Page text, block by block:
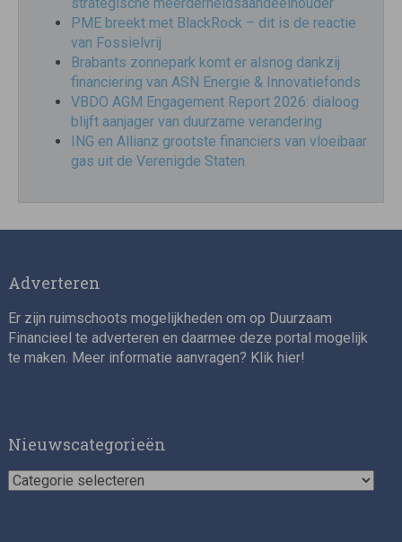
PME breekt met BlackRock – dit is de reactie
van Fossielvrij
Brabants zonnepark komt er alsnog dankzij
financiering van ASN Energie & Innovatiefonds
VBDO AGM Engagement Report 2026: dialoog
blijft aanjager van duurzame verandering
ING en Allianz grootste financiers van vloeibaar
gas uit de Verenigde Staten
Adverteren
Er zijn ruimschoots mogelijkheden om op Duurzaam
Financieel te adverteren en daarmee deze portal mogelijk
te maken. Meer informatie aanvragen? Klik hier!
Nieuwscategorieën
Nieuwscategorieën